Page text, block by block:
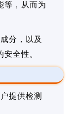
等，从而为
分，以及
全性。
提供检测